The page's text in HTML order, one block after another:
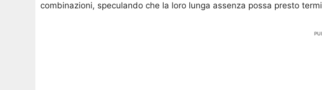
combinazioni, speculando che la loro lunga assenza possa presto